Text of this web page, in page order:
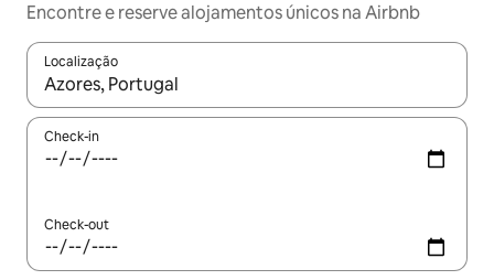
Encontre e reserve alojamentos únicos na Airbnb
Localização
Quando os resultados estiverem disponíveis, navegue com
Check-in
Check-out